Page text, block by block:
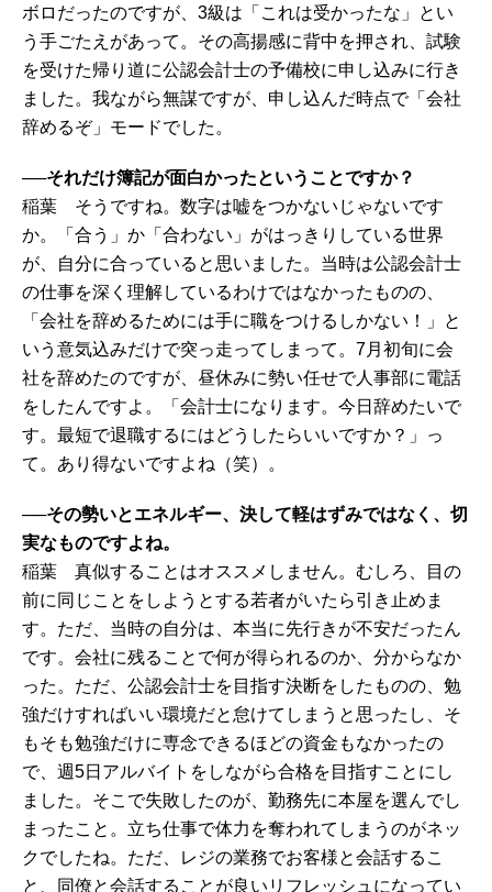
ボロだったのですが、3級は「これは受かったな」とい
う手ごたえがあって。その高揚感に背中を押され、試験
を受けた帰り道に公認会計士の予備校に申し込みに行き
ました。我ながら無謀ですが、申し込んだ時点で「会社
辞めるぞ」モードでした。
──それだけ簿記が面白かったということですか？
稲葉 そうですね。数字は嘘をつかないじゃないです
か。「合う」か「合わない」がはっきりしている世界
が、自分に合っていると思いました。当時は公認会計士
の仕事を深く理解しているわけではなかったものの、
「会社を辞めるためには手に職をつけるしかない！」と
いう意気込みだけで突っ走ってしまって。7月初旬に会
社を辞めたのですが、昼休みに勢い任せで人事部に電話
をしたんですよ。「会計士になります。今日辞めたいで
す。最短で退職するにはどうしたらいいですか？」っ
て。あり得ないですよね（笑）。
──その勢いとエネルギー、決して軽はずみではなく、切
実なものですよね。
稲葉 真似することはオススメしません。むしろ、目の
前に同じことをしようとする若者がいたら引き止めま
す。ただ、当時の自分は、本当に先行きが不安だったん
です。会社に残ることで何が得られるのか、分からなか
った。ただ、公認会計士を目指す決断をしたものの、勉
強だけすればいい環境だと怠けてしまうと思ったし、そ
もそも勉強だけに専念できるほどの資金もなかったの
で、週5日アルバイトをしながら合格を目指すことにし
ました。そこで失敗したのが、勤務先に本屋を選んでし
まったこと。立ち仕事で体力を奪われてしまうのがネッ
クでしたね。ただ、レジの業務でお客様と会話するこ
と、同僚と会話することが良いリフレッシュになってい